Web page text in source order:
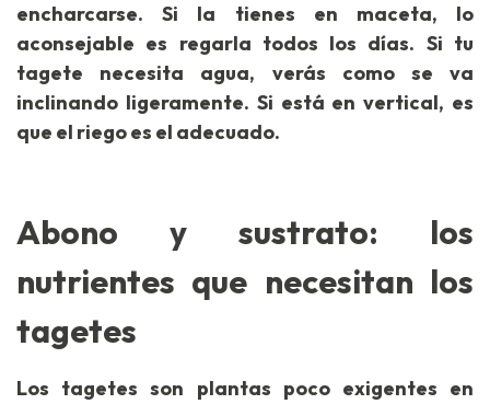
encharcarse. Si la tienes en maceta, lo
aconsejable es regarla todos los días. Si tu
tagete necesita agua, verás como se va
inclinando ligeramente. Si está en vertical, es
que el riego es el adecuado.
Abono y sustrato: los
nutrientes que necesitan los
tagetes
Los tagetes son plantas poco exigentes en